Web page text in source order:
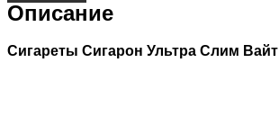
Описание
Сигареты Сигарон Ультра Слим Вайт